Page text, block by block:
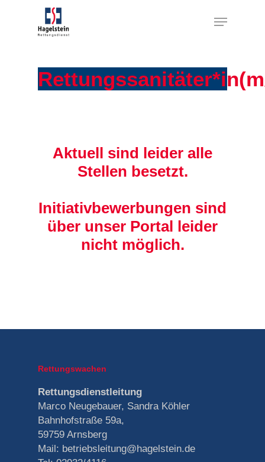
Aktuell sind leider alle
Stellen besetzt.
Initiativbewerbungen sind
über unser Portal leider
nicht möglich.
Rettungswachen
Rettungsdienstleitung
Marco Neugebauer, Sandra Köhler
Bahnhofstraße 59a,
59759 Arnsberg
Mail: betriebsleitung@hagelstein.de